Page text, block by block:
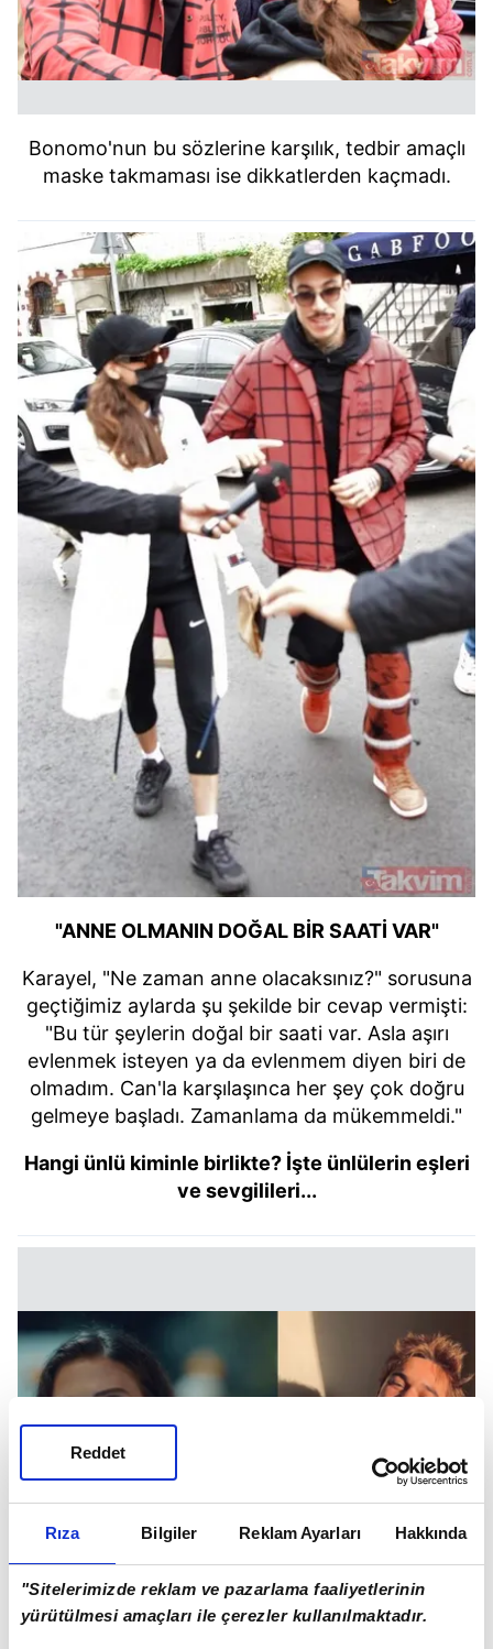
Rıza Bilgiler Reklam Ayarları Hakkında
"Sitelerimizde reklam ve pazarlama faaliyetlerinin
yürütülmesi amaçları ile çerezler kullanılmaktadır.
Reddet
Bonomo'nun bu sözlerine karşılık, tedbir amaçlı
maske takmaması ise dikkatlerden kaçmadı.
"ANNE OLMANIN DOĞAL BİR SAATİ VAR"
Karayel, "Ne zaman anne olacaksınız?" sorusuna
geçtiğimiz aylarda şu şekilde bir cevap vermişti:
"Bu tür şeylerin doğal bir saati var. Asla aşırı
evlenmek isteyen ya da evlenmem diyen biri de
olmadım. Can'la karşılaşınca her şey çok doğru
gelmeye başladı. Zamanlama da mükemmeldi."
Hangi ünlü kiminle birlikte? İşte ünlülerin eşleri
ve sevgilileri...